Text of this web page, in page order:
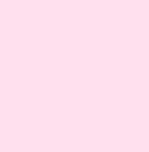
✓ Över 1,5 miljon